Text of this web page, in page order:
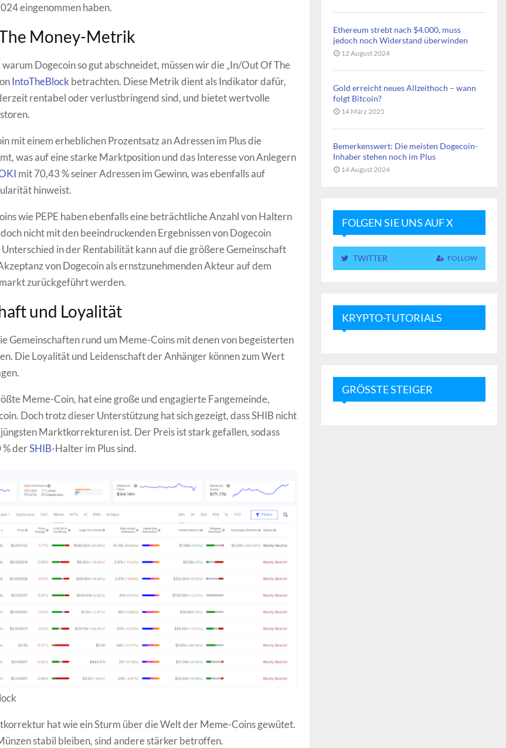
eingenommen haben.
Money-Metrik
Dogecoin so gut abschneidet, müssen wir die „In/Out Of The
IntoTheBlock betrachten. Diese Metrik dient als Indikator dafür,
rentabel oder verlustbringend sind, und bietet wertvolle
mit einem erheblichen Prozentsatz an Adressen im Plus die
was auf eine starke Marktposition und das Interesse von Anlegern
mit 70,43 % seiner Adressen im Gewinn, was ebenfalls auf
hinweist.
wie PEPE haben ebenfalls eine beträchtliche Anzahl von Haltern
nicht mit den beeindruckenden Ergebnissen von Dogecoin
in der Rentabilität kann auf die größere Gemeinschaft
von Dogecoin als ernstzunehmenden Akteur auf dem
zurückgeführt werden.
und Loyalität
Gemeinschaften rund um Meme-Coins mit denen von begeisterten
Die Loyalität und Leidenschaft der Anhänger können zum Wert
Meme-Coin, hat eine große und engagierte Fangemeinde,
Doch trotz dieser Unterstützung hat sich gezeigt, dass SHIB nicht
Marktkorrekturen ist. Der Preis ist stark gefallen, sodass
derSHIB-Halter im Plus sind.
hat wie ein Sturm über die Welt der Meme-Coins gewütet.
stabil bleiben, sind andere stärker betroffen.
Ethereum strebt nach $4.000, muss
jedoch noch Widerstand überwinden
12 August 2024
Gold erreicht neues Allzeithoch – wann
folgt Bitcoin?
14 März 2025
Bemerkenswert: Die meisten Dogecoin-
Inhaber stehen noch im Plus
14 August 2024
FOLGEN SIE UNS AUF X
TWITTER FOLLOW
KRYPTO-TUTORIALS
GRÖSSTE STEIGER